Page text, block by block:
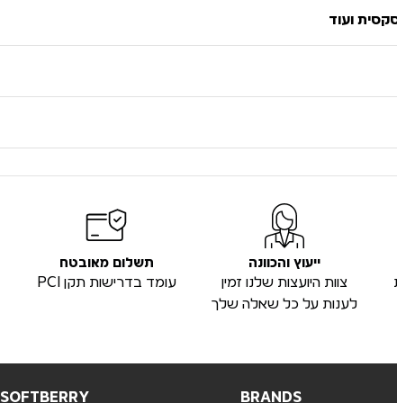
ועוד
ייעוץ והכוונה
צוות היועצות שלנו זמין
לענות על כל שאלה שלך
תשלום מאובטח
עומד בדרישות תקן PCI
BRANDS
SOFTBERRY